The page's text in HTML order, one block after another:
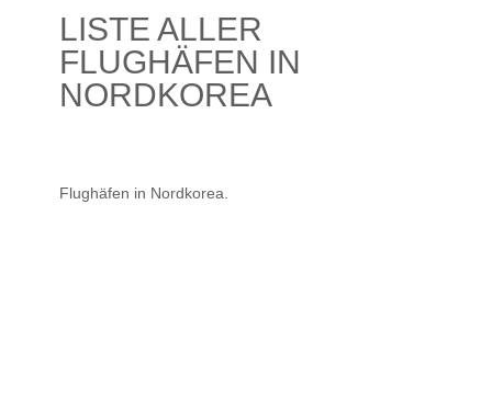
LISTE ALLER
FLUGHÄFEN IN
NORDKOREA
Flughäfen in Nordkorea.